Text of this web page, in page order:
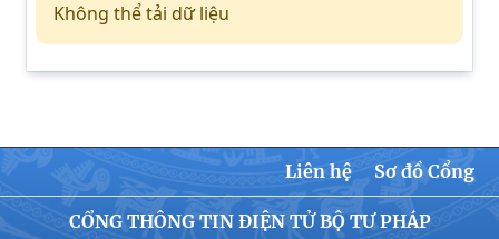
Không thể tải dữ liệu
Liên hệ Sơ đồ Cổng
CỔNG THÔNG TIN ĐIỆN TỬ BỘ TƯ PHÁP